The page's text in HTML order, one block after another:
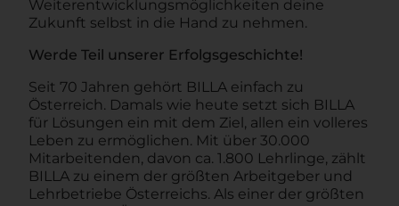
Weiterentwicklungsmöglichkeiten deine
Zukunft selbst in die Hand zu nehmen.
Werde Teil unserer Erfolgsgeschichte!
Seit 70 Jahren gehört BILLA einfach zu
Österreich. Damals wie heute setzt sich BILLA
für Lösungen ein mit dem Ziel, allen ein volleres
Leben zu ermöglichen. Mit über 30.000
Mitarbeitenden, davon ca. 1.800 Lehrlinge, zählt
BILLA zu einem der größten Arbeitgeber und
Lehrbetriebe Österreichs. Als einer der größten